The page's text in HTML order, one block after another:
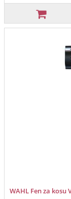
WAHL Fen za kosu